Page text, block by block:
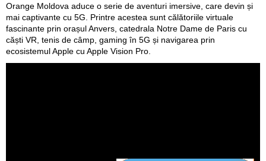
Orange Moldova aduce o serie de aventuri imersive, care devin și
mai captivante cu 5G. Printre acestea sunt călătoriile virtuale
fascinante prin orașul Anvers, catedrala Notre Dame de Paris cu
căști VR, tenis de câmp, gaming în 5G și navigarea prin
ecosistemul Apple cu Apple Vision Pro.